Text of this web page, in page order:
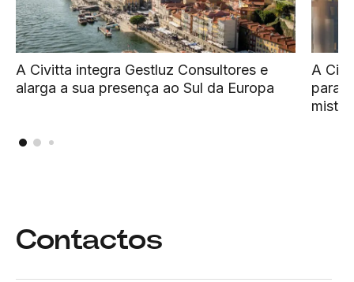
A Civitta integra Gestluz Consultores e
alarga a sua presença ao Sul da Europa
A
para
mistos
Contactos